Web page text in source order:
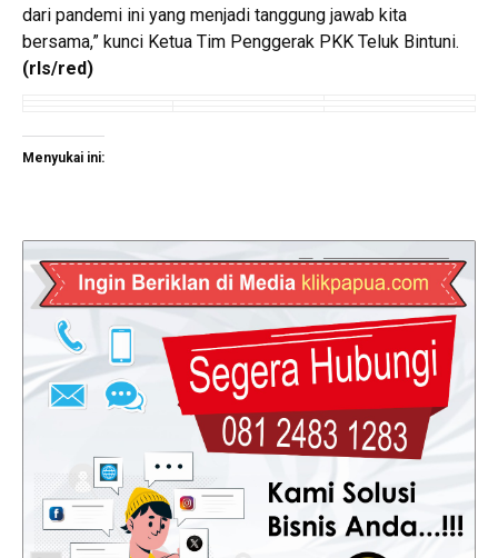
dari pandemi ini yang menjadi tanggung jawab kita
bersama,” kunci Ketua Tim Penggerak PKK Teluk Bintuni.
(rls/red)
Menyukai ini: